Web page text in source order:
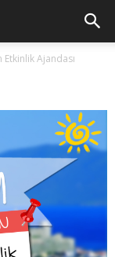
Ajandası